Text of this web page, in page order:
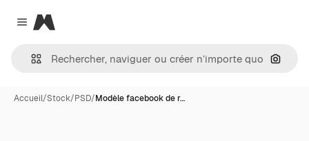
Close menu
Magnific
Accueil/Stock/PSD/Modèle facebook de r…